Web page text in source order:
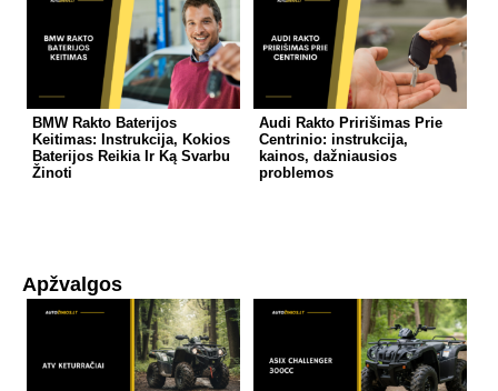
BMW Rakto Baterijos
Keitimas: Instrukcija, Kokios
Baterijos Reikia Ir Ką Svarbu
Žinoti
Audi Rakto Pririšimas Prie
Centrinio: instrukcija,
kainos, dažniausios
problemos
Apžvalgos